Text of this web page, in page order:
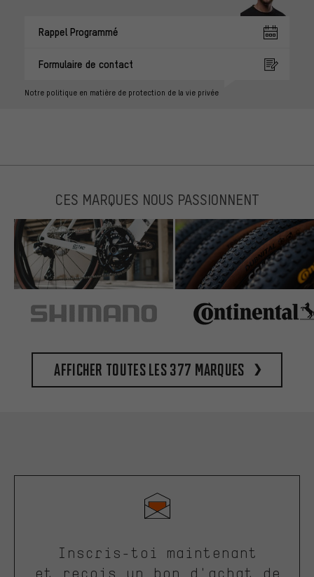
Rappel Programmé
Formulaire de contact
Notre politique en matière de protection de la vie privée
CES MARQUES NOUS PASSIONNENT
Afficher toutes les 377 marques
Inscris-toi maintenant
et reçois un bon d'achat de